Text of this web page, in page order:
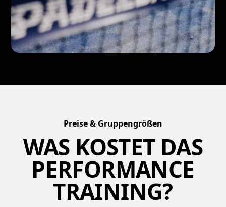
Preise & Gruppengrößen
WAS KOSTET DAS
PERFORMANCE
TRAINING?